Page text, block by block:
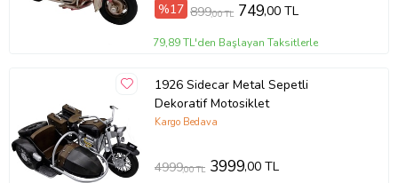
%17 899,00 TL 749,00 TL
79,89 TL'den Başlayan Taksitlerle
1926 Sidecar Metal Sepetli
Dekoratif Motosiklet
Kargo Bedava
4999,00 TL 3999,00 TL